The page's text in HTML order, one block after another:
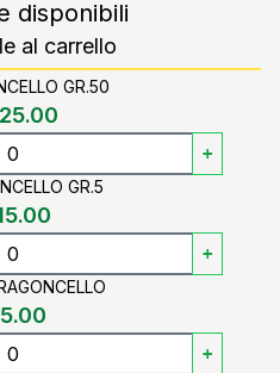
disponibili
al carrello
GR.50
+
GR.5
+
+